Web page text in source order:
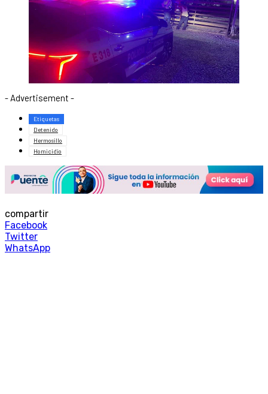
- Advertisement -
Etiquetas
Detenido
Hermosillo
Homicidio
compartir
Facebook
Twitter
WhatsApp